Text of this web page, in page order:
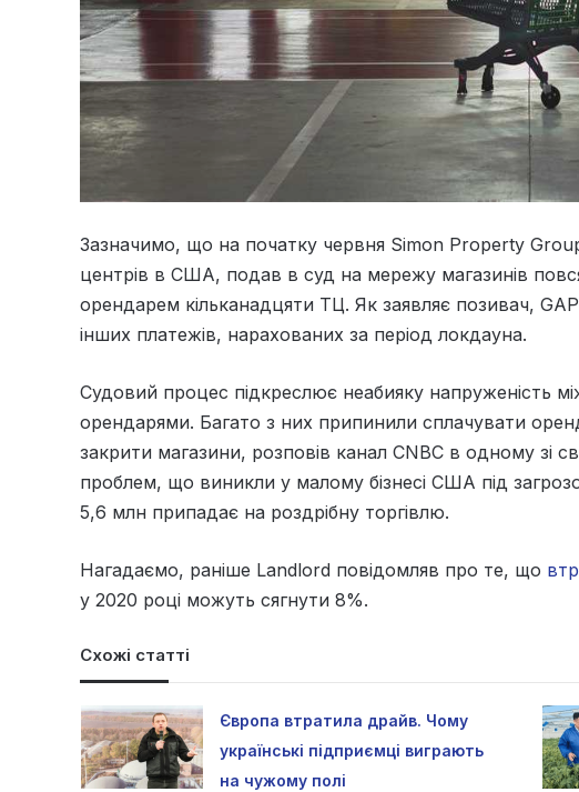
Зазначимо, що на початку червня Simon Property
центрів в США, подав в суд на мережу магазинів
орендарем кільканадцяти ТЦ. Як заявляє позивач,
інших платежів, нарахованих за період локдауна.
Судовий процес підкреслює неабияку напруженість
орендарями. Багато з них припинили сплачувати
закрити магазини, розповів канал CNBC в одному зі
проблем, що виникли у малому бізнесі США під
5,6 млн припадає на роздрібну торгівлю.
Нагадаємо, раніше Landlord повідомляв про те, що
у 2020 році можуть сягнути 8%.
Схожі статті
Європа втратила драйв. Чому
українські підприємці виграють
на чужому полі